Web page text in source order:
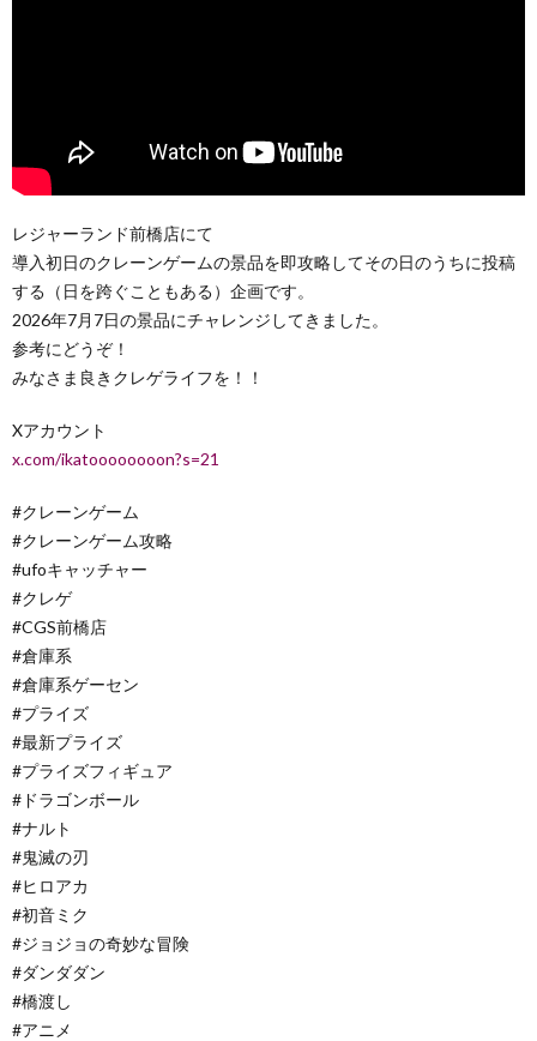
レジャーランド前橋店にて
導入初日のクレーンゲームの景品を即攻略してその日のうちに投稿
する（日を跨ぐこともある）企画です。
2026年7月7日の景品にチャレンジしてきました。
参考にどうぞ！
みなさま良きクレゲライフを！！
Xアカウント
x.com/ikatoooooooon?s=21
#クレーンゲーム
#クレーンゲーム攻略
#ufoキャッチャー
#クレゲ
#CGS前橋店
#倉庫系
#倉庫系ゲーセン
#プライズ
#最新プライズ
#プライズフィギュア
#ドラゴンボール
#ナルト
#鬼滅の刃
#ヒロアカ
#初音ミク
#ジョジョの奇妙な冒険
#ダンダダン
#橋渡し
#アニメ